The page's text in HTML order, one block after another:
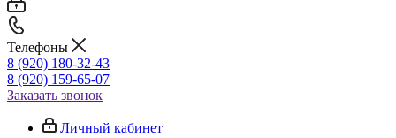
Телефоны
8 (920) 180-32-43
8 (920) 159-65-07
Заказать звонок
Личный кабинет